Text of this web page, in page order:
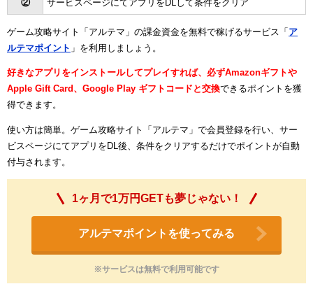
② サービスページにてアプリをDLして条件をクリア
ゲーム攻略サイト「アルテマ」の課金資金を無料で稼げるサービス「ア
ルテマポイント 」を利用しましょう。
好きなアプリをインストールしてプレイすれば、必ずAmazonギフトや
Apple Gift Card、Google Play ギフトコードと交換できるポイントを獲
得できます。
使い方は簡単。ゲーム攻略サイト「アルテマ」で会員登録を行い、サー
ビスページにてアプリをDL後、条件をクリアするだけでポイントが自動
付与されます。
1ヶ月で1万円GETも夢じゃない！
アルテマポイントを使ってみる
※サービスは無料で利用可能です